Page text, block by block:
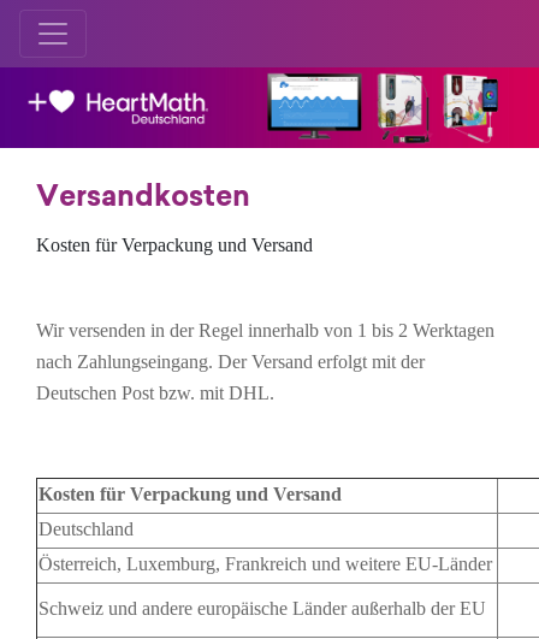
Versandkosten
Kosten für Verpackung und Versand
Wir versenden in der Regel innerhalb von 1 bis 2 Werktagen
nach Zahlungseingang. Der Versand erfolgt mit der
Deutschen Post bzw. mit DHL.
Kosten für Verpackung und Versand
Deutschland
Österreich, Luxemburg, Frankreich und weitere EU-Länder
Schweiz und andere europäische Länder außerhalb der EU